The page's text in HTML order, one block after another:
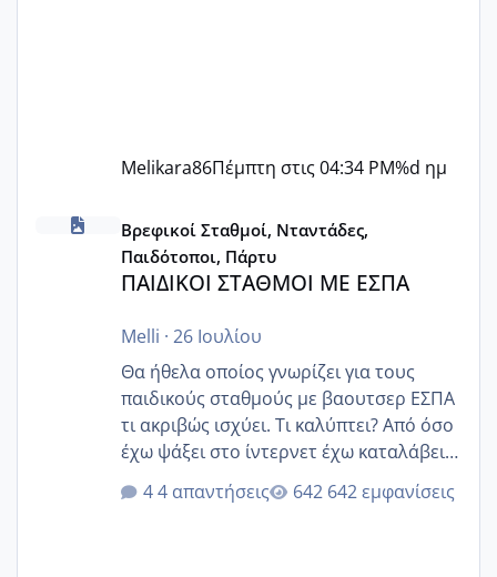
Melikara86Πέμπτη στις 04:34 PM%d ημ
ΠΑΙΔΙΚΟΙ ΣΤΑΘΜΟΙ ΜΕ ΕΣΠΑ
Βρεφικοί Σταθμοί, Νταντάδες,
Παιδότοποι, Πάρτυ
ΠΑΙΔΙΚΟΙ ΣΤΑΘΜΟΙ ΜΕ ΕΣΠΑ
Melli · 26 Ιουλίου
Θα ήθελα οποίος γνωρίζει για τους
παιδικούς σταθμούς με βαουτσερ ΕΣΠΑ
τι ακριβώς ισχύει. Τι καλύπτει? Από όσο
έχω ψάξει στο ίντερνετ έχω καταλάβει
ότι το βαουτσερ καλύπτει όλα τα
δίδακτρα και τα τροφεια του ιδιωτικού
4 απαντήσεις 642 εμφανίσεις